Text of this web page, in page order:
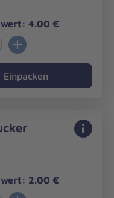
4.00 €
Einpacken
2.00 €